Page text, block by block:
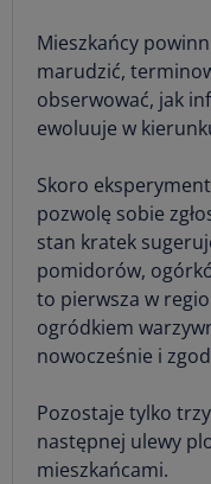
Mieszkańcy
marudzić,
obserwować, jak
ewoluuje w
Skoro
pozwolę sobie
stan kratek
pomidorów,
to pierwsza w
ogródkiem
nowocześnie i
Pozostaje tylko
następnej ulewy
mieszkańcami.